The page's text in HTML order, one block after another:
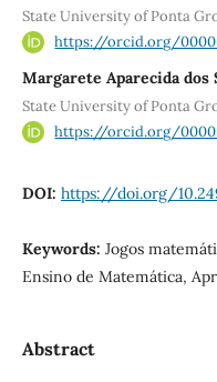
State University of Ponta
https://orcid.org/
Margarete Aparecida dos
State University of Ponta
https://orcid.org/
DOI: https://doi.org/
Keywords: Jogos
Ensino de Matemática,
Abstract